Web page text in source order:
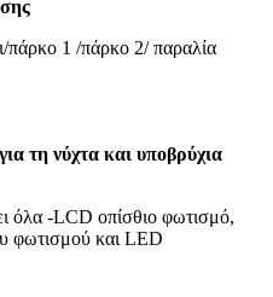
1 /πάρκο 2/ παραλία
τη νύχτα και υποβρύχια
όλα -LCD οπίσθιο φωτισμό,
φωτισμού και LED